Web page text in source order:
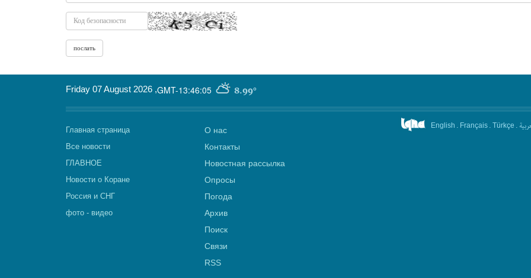
GMT-13:46:05 8.99°
Friday 07 August 2026 ,
Главная страница
Все новости
ГЛАВНОЕ
Новости о Коране
Россия и СНГ
фото - видео
О нас
Контакты
Новостная рассылка
Опросы
Погода
Архив
Поиск
Связи
RSS
English . Français . Türkçe .